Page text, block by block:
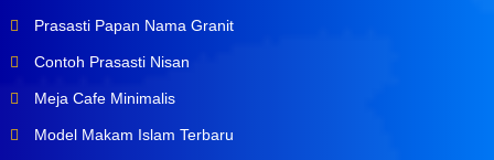
Prasasti Papan Nama Granit
Contoh Prasasti Nisan
Meja Cafe Minimalis
Model Makam Islam Terbaru